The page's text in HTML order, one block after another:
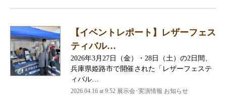
【イベントレポート】レザーフェス
ティバル…
2026年3月27日（金）・28日（土）の2日間、
兵庫県姫路市で開催された「レザーフェステ
ィバル…
2026.04.16 at 9:52 展示会･実演情報 お知らせ